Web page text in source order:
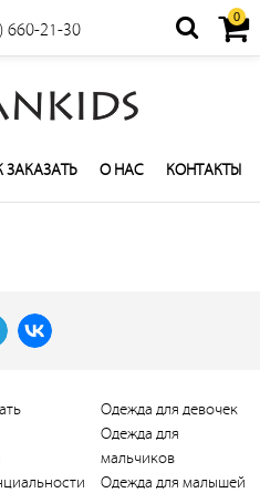
660-21-30
0
ЗАКАЗАТЬ О НАС КОНТАКТЫ
Одежда для девочек
Одежда для
мальчиков
Одежда для малышей